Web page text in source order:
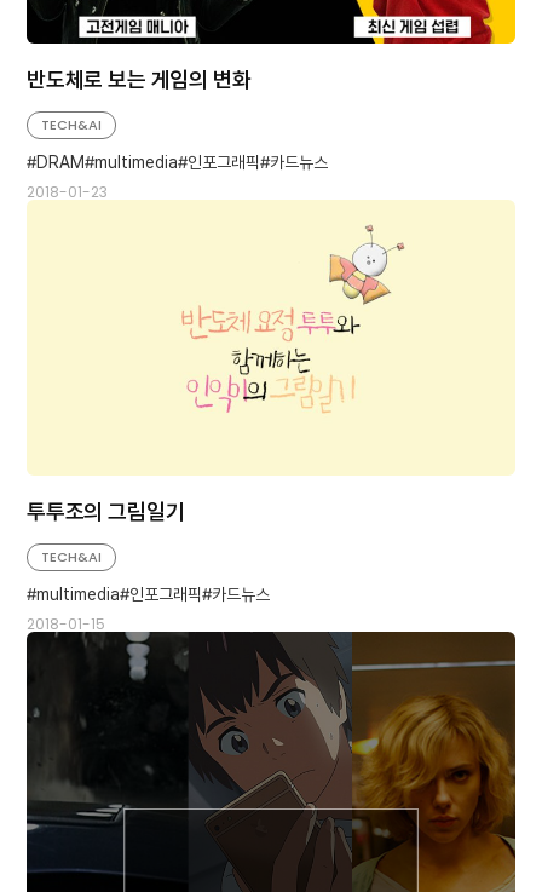
반도체로 보는 게임의 변화
2018-01-23
TECH&AI
DRAM
multimedia 인포그래픽 카드뉴스
투투조의 그림일기
2018-01-15
TECH&AI
multimedia 인포그래픽 카드뉴스